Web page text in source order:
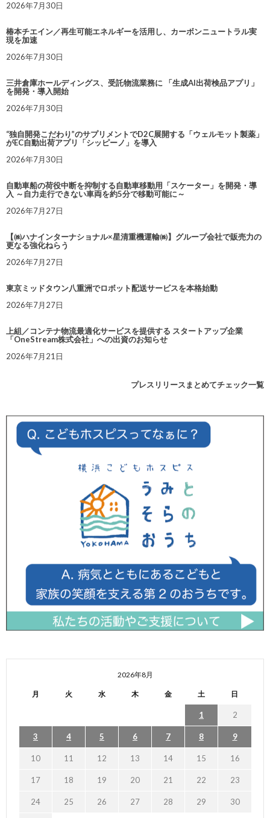
2026年7月30日
椿本チエイン／再生可能エネルギーを活用し、カーボンニュートラル実
現を加速
2026年7月30日
三井倉庫ホールディングス、受託物流業務に 「生成AI出荷検品アプリ」
を開発・導入開始
2026年7月30日
“独自開発こだわり”のサプリメントでD2C展開する「ウェルモット製薬」
がEC自動出荷アプリ「シッピーノ」を導入
2026年7月30日
自動車船の荷役中断を抑制する自動車移動用「スケーター」を開発・導
入 ～自力走行できない車両を約5分で移動可能に～
2026年7月27日
【㈱ハナインターナショナル×星清重機運輸㈱】グループ会社で販売力の
更なる強化ねらう
2026年7月27日
東京ミッドタウン八重洲でロボット配送サービスを本格始動
2026年7月27日
上組／コンテナ物流最適化サービスを提供する スタートアップ企業
「OneStream株式会社」への出資のお知らせ
2026年7月21日
プレスリリースまとめてチェック一覧
2026年8月
月 火 水 木 金 土 日
1 2
3 4 5 6 7 8 9
10 11 12 13 14 15 16
17 18 19 20 21 22 23
24 25 26 27 28 29 30